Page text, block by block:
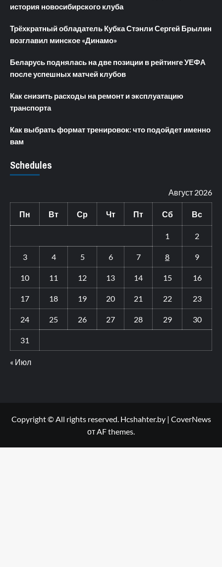
история новосибирского клуба
Трёхкратный обладатель Кубка Стэнли Сергей Брылин
возглавил минское «Динамо»
Беларусь поднялась на две позиции в рейтинге УЕФА
после успешных матчей клубов
Как снизить расходы на ремонт и эксплуатацию
транспорта
Как выбрать формат тренировок: что подойдет именно
вам
Schedules
Август 2026
Пн Вт Ср Чт Пт Сб Вс
1 2
3 4 5 6 7 8 9
10 11 12 13 14 15 16
17 18 19 20 21 22 23
24 25 26 27 28 29 30
31
« Июл
Copyright © All rights reserved. Hcshahter.by | CoverNews
от AF themes.